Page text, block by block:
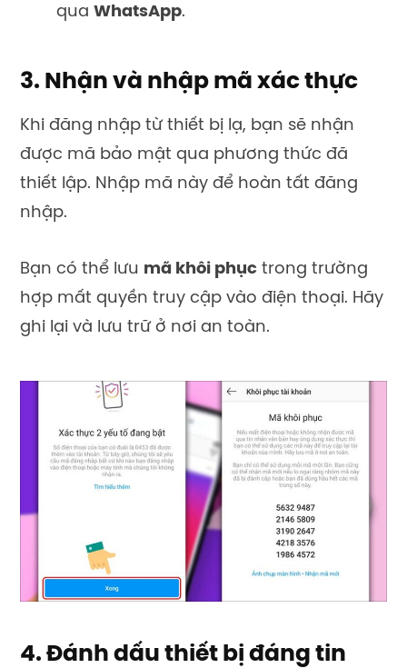
qua WhatsApp.
3. Nhận và nhập mã xác thực
Khi đăng nhập từ thiết bị lạ, bạn sẽ nhận
được mã bảo mật qua phương thức đã
thiết lập. Nhập mã này để hoàn tất đăng
nhập.
Bạn có thể lưu mã khôi phục trong trường
hợp mất quyền truy cập vào điện thoại. Hãy
ghi lại và lưu trữ ở nơi an toàn.
4. Đánh dấu thiết bị đáng tin